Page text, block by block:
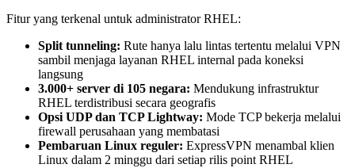
Fitur yang terkenal untuk administrator RHEL:
Split tunneling: Rute hanya lalu lintas tertentu melalui VPN
sambil menjaga layanan RHEL internal pada koneksi
langsung
3.000+ server di 105 negara: Mendukung infrastruktur
RHEL terdistribusi secara geografis
Opsi UDP dan TCP Lightway: Mode TCP bekerja melalui
firewall perusahaan yang membatasi
Pembaruan Linux reguler: ExpressVPN menambal klien
Linux dalam 2 minggu dari setiap rilis point RHEL